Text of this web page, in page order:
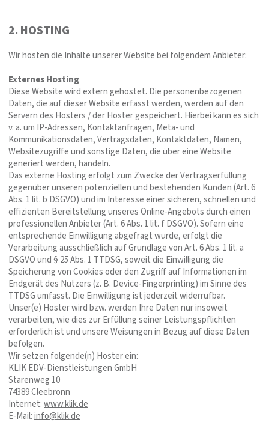
2. HOSTING
Wir hosten die Inhalte unserer Website bei folgendem Anbieter:
Externes Hosting
Diese Website wird extern gehostet. Die personenbezogenen
Daten, die auf dieser Website erfasst werden, werden auf den
Servern des Hosters / der Hoster gespeichert. Hierbei kann es sich
v. a. um IP-Adressen, Kontaktanfragen, Meta- und
Kommunikationsdaten, Vertragsdaten, Kontaktdaten, Namen,
Websitezugriffe und sonstige Daten, die über eine Website
generiert werden, handeln.
Das externe Hosting erfolgt zum Zwecke der Vertragserfüllung
gegenüber unseren potenziellen und bestehenden Kunden (Art. 6
Abs. 1 lit. b DSGVO) und im Interesse einer sicheren, schnellen und
effizienten Bereitstellung unseres Online-Angebots durch einen
professionellen Anbieter (Art. 6 Abs. 1 lit. f DSGVO). Sofern eine
entsprechende Einwilligung abgefragt wurde, erfolgt die
Verarbeitung ausschließlich auf Grundlage von Art. 6 Abs. 1 lit. a
DSGVO und § 25 Abs. 1 TTDSG, soweit die Einwilligung die
Speicherung von Cookies oder den Zugriff auf Informationen im
Endgerät des Nutzers (z. B. Device-Fingerprinting) im Sinne des
TTDSG umfasst. Die Einwilligung ist jederzeit widerrufbar.
Unser(e) Hoster wird bzw. werden Ihre Daten nur insoweit
verarbeiten, wie dies zur Erfüllung seiner Leistungspflichten
erforderlich ist und unsere Weisungen in Bezug auf diese Daten
befolgen.
Wir setzen folgende(n) Hoster ein:
KLIK EDV-Dienstleistungen GmbH
Starenweg 10
74389 Cleebronn
Internet:www.klik.de
E-Mail:info@klik.de